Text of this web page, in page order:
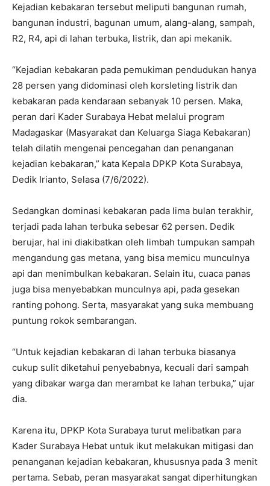
Kejadian kebakaran tersebut meliputi bangunan rumah,
bangunan industri, bagunan umum, alang-alang, sampah,
R2, R4, api di lahan terbuka, listrik, dan api mekanik.
“Kejadian kebakaran pada pemukiman pendudukan hanya
28 persen yang didominasi oleh korsleting listrik dan
kebakaran pada kendaraan sebanyak 10 persen. Maka,
peran dari Kader Surabaya Hebat melalui program
Madagaskar (Masyarakat dan Keluarga Siaga Kebakaran)
telah dilatih mengenai pencegahan dan penanganan
kejadian kebakaran,” kata Kepala DPKP Kota Surabaya,
Dedik Irianto, Selasa (7/6/2022).
Sedangkan dominasi kebakaran pada lima bulan terakhir,
terjadi pada lahan terbuka sebesar 62 persen. Dedik
berujar, hal ini diakibatkan oleh limbah tumpukan sampah
mengandung gas metana, yang bisa memicu munculnya
api dan menimbulkan kebakaran. Selain itu, cuaca panas
juga bisa menyebabkan munculnya api, pada gesekan
ranting pohong. Serta, masyarakat yang suka membuang
puntung rokok sembarangan.
“Untuk kejadian kebakaran di lahan terbuka biasanya
cukup sulit diketahui penyebabnya, kecuali dari sampah
yang dibakar warga dan merambat ke lahan terbuka,” ujar
dia.
Karena itu, DPKP Kota Surabaya turut melibatkan para
Kader Surabaya Hebat untuk ikut melakukan mitigasi dan
penanganan kejadian kebakaran, khususnya pada 3 menit
pertama. Sebab, peran masyarakat sangat diperhitungkan